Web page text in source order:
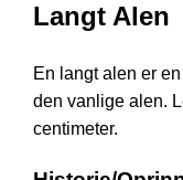
Langt Alen
En langt alen er
den vanlige alen.
centimeter.